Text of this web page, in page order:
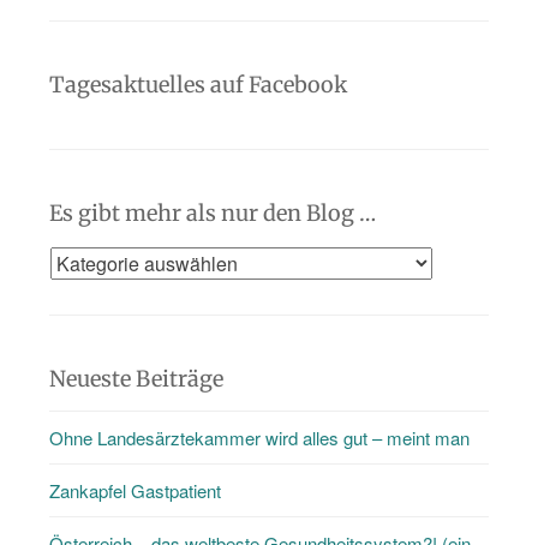
Tagesaktuelles auf Facebook
Es gibt mehr als nur den Blog …
Es
als
den
Blog
Neueste Beiträge
Ohne Landesärztekammer wird alles gut – meint man
Zankapfel Gastpatient